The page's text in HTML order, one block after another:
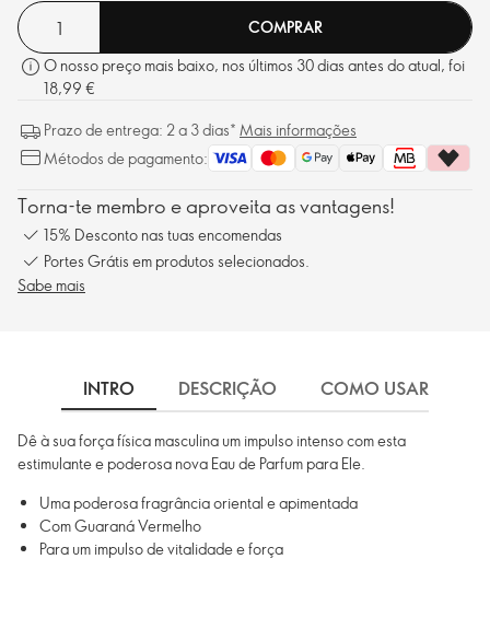
COMPRAR
O nosso preço mais baixo, nos últimos 30 dias antes do atual, foi
18,99 €
Prazo de entrega: 2 a 3 dias* Mais informações
Métodos de pagamento:
Torna-te membro e aproveita as vantagens!
15% Desconto nas tuas encomendas
Portes Grátis em produtos selecionados.
Sabe mais
INTRO DESCRIÇÃO COMO USAR
Dê à sua força física masculina um impulso intenso com esta
estimulante e poderosa nova Eau de Parfum para Ele.
Uma poderosa fragrância oriental e apimentada
Com Guaraná Vermelho
Para um impulso de vitalidade e força